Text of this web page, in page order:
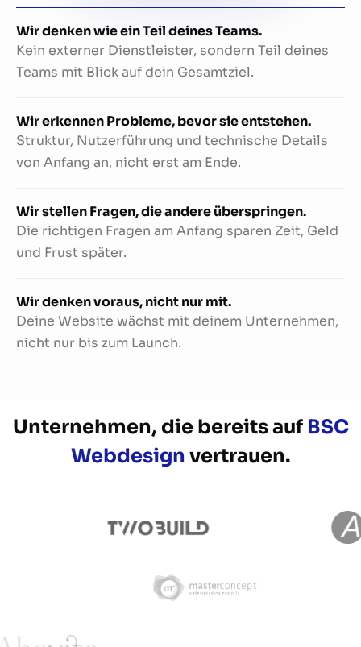
Wir denken wie ein Teil deines Teams.
Kein externer Dienstleister, sondern Teil deines
Teams mit Blick auf dein Gesamtziel.
Wir erkennen Probleme, bevor sie entstehen.
Struktur, Nutzerführung und technische Details
von Anfang an, nicht erst am Ende.
Wir stellen Fragen, die andere überspringen.
Die richtigen Fragen am Anfang sparen Zeit, Geld
und Frust später.
Wir denken voraus, nicht nur mit.
Deine Website wächst mit deinem Unternehmen,
nicht nur bis zum Launch.
Unternehmen, die bereits auf BSC
Webdesign vertrauen.